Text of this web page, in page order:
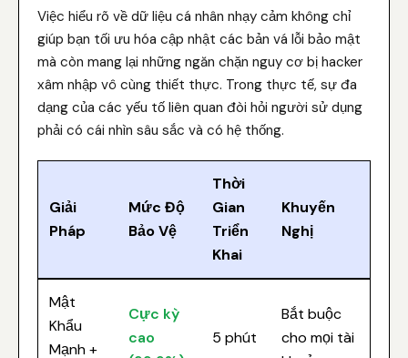
Việc hiểu rõ về dữ liệu cá nhân nhạy cảm không chỉ
giúp bạn tối ưu hóa cập nhật các bản vá lỗi bảo mật
mà còn mang lại những ngăn chặn nguy cơ bị hacker
xâm nhập vô cùng thiết thực. Trong thực tế, sự đa
dạng của các yếu tố liên quan đòi hỏi người sử dụng
phải có cái nhìn sâu sắc và có hệ thống.
Giải
Pháp
Mức Độ
Bảo Vệ
Thời
Gian
Triển
Khai
Khuyến
Nghị
Mật
Khẩu
Mạnh +
Cực kỳ
cao
5 phút
Bắt buộc
cho mọi tài